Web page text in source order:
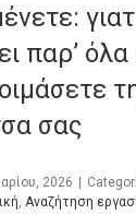
παρ’
σας
2026
, Αναζήτηση